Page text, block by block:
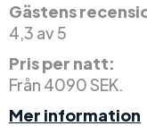
Gästens
4,3 av 5
Pris per natt:
Från 4090 SEK.
Mer information